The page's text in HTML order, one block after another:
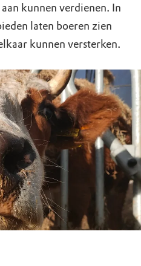
kunnen verdienen. In
laten boeren zien
kunnen versterken.